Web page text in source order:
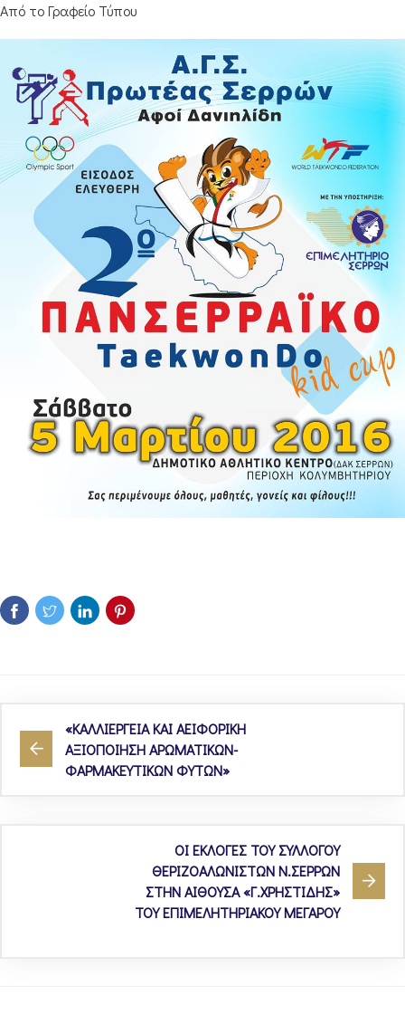
Από το Γραφείο Τύπου
«ΚΑΛΛΙΕΡΓΕΙΑ ΚΑΙ ΑΕΙΦΟΡΙΚΗ
ΑΞΙΟΠΟΙΗΣΗ ΑΡΩΜΑΤΙΚΩΝ-
ΦΑΡΜΑΚΕΥΤΙΚΩΝ ΦΥΤΩΝ»
ΟΙ ΕΚΛΟΓΕΣ ΤΟΥ ΣΥΛΛΟΓΟΥ
ΘΕΡΙΖΟΑΛΩΝΙΣΤΩΝ Ν.ΣΕΡΡΩΝ
ΣΤΗΝ ΑΙΘΟΥΣΑ «Γ.ΧΡΗΣΤΙΔΗΣ»
ΤΟΥ ΕΠΙΜΕΛΗΤΗΡΙΑΚΟΥ ΜΕΓΑΡΟΥ